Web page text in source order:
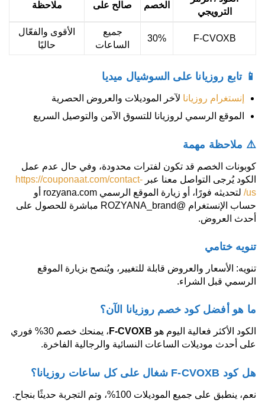
الترويجي
الخصم صالح على ملاحظة
F-CVOXB
30%
جميع
الساعات
الأقوى والفعّال
حاليًا
📱 تابع روزيانا على السوشيال ميديا
إنستغرام روزيانا لآخر الموديلات والعروض الحصرية
الموقع الرسمي لروزيانا للتسوق الآمن والتوصيل السريع
⚠️ ملاحظة مهمة
كوبونات الخصم قد تكون لفترات محدودة، وفي حال عدم عمل
الكود يُرجى التواصل معنا عبر https://couponaat.com/contact-
us/
لتحديثه فورًا، أو زيارة الموقع الرسمي rozyana.com أو
حساب الإنستغرام @ROZYANA_brand مباشرة للحصول على
أحدث العروض.
تنويه ختامي
تنويه: الأسعار والعروض قابلة للتغيير، ويُنصح بزيارة الموقع
الرسمي قبل الشراء.
ما هو أفضل كود خصم روزيانا الآن؟
الكود الأكثر فعالية اليوم هو F-CVOXB
، يمنحك خصم 30% فوري
على أحدث موديلات الساعات النسائية والرجالية الفاخرة.
هل كود F-CVOXB شغال على كل ساعات روزيانا؟
نعم، ينطبق على جميع الموديلات 100%، وتم التجربة حديثًا بنجاح.